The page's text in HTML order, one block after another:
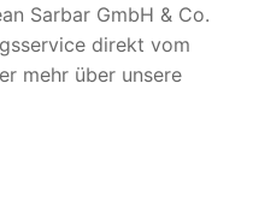
Sarbar GmbH & Co.
direkt vom
mehr über unsere